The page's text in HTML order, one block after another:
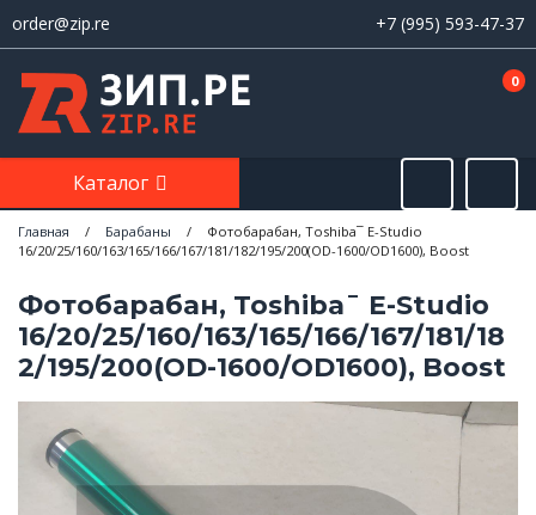
order@zip.re +7 (995) 593-47-37
0
Каталог
Главная / Барабаны /
Фотобарабан, Toshiba¯ E-Studio
16/20/25/160/163/165/166/167/181/182/195/200(OD-1600/OD1600), Boost
Фотобарабан, Toshiba¯ E-Studio
16/20/25/160/163/165/166/167/181/18
2/195/200(OD-1600/OD1600), Boost